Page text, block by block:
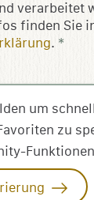
verarbeitet
finden Sie
. *
um
zu